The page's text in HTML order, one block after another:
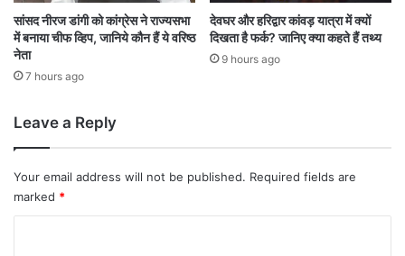
सांसद नीरज डांगी को कांग्रेस ने राज्यसभा
में बनाया चीफ व्हिप, जानिये कौन हैं ये वरिष्ठ
नेता
7 hours ago
देवघर और हरिद्वार कांवड़ यात्रा में क्यों
दिखता है फर्क? जानिए क्या कहते हैं तथ्य
9 hours ago
Leave a Reply
Your email address will not be published. Required fields are
marked *